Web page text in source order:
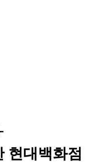
현대백화점